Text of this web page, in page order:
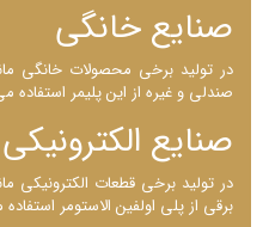
صنایع خانگی
در تولید برخی محصولات خانگی
صندلی و غیره از این پلیمر استفاده
صنایع الکترونیکی
در تولید برخی قطعات الکترونیکی
برقی از پلی اولفین الاستومر